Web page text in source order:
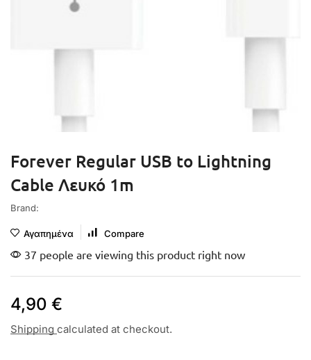
Forever Regular USB to Lightning
Cable Λευκό 1m
Brand:
Αγαπημένα Compare
37 people are viewing this product right now
4,90 €
Shipping calculated at checkout.